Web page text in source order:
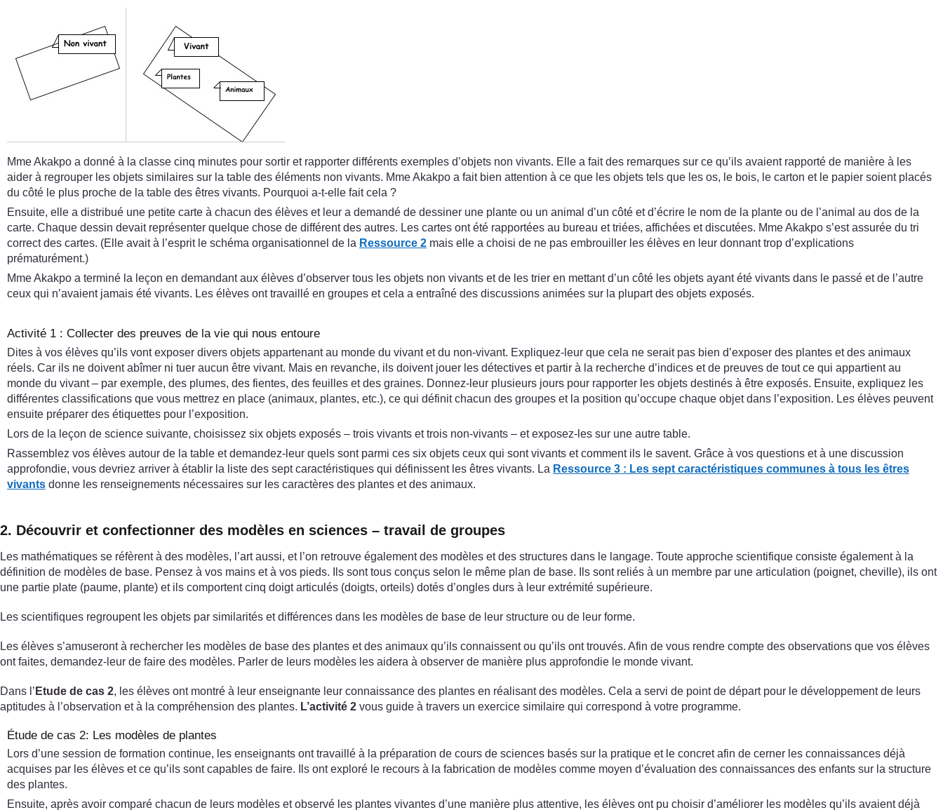
Mme Akakpo a donné à la classe cinq minutes pour sortir et rapporter différents exemples d’objets non vivants. Elle a fait des remarques sur ce qu’ils avaient rapporté de manière à les
aider à regrouper les objets similaires sur la table des éléments non vivants. Mme Akakpo a fait bien attention à ce que les objets tels que les os, le bois, le carton et le papier soient placés
du côté le plus proche de la table des êtres vivants. Pourquoi a-t-elle fait cela ?
Ensuite, elle a distribué une petite carte à chacun des élèves et leur a demandé de dessiner une plante ou un animal d’un côté et d’écrire le nom de la plante ou de l’animal au dos de la
carte. Chaque dessin devait représenter quelque chose de différent des autres. Les cartes ont été rapportées au bureau et triées, affichées et discutées. Mme Akakpo s’est assurée du tri
correct des cartes. (Elle avait à l’esprit le schéma organisationnel de la Ressource 2 mais elle a choisi de ne pas embrouiller les élèves en leur donnant trop d’explications
prématurément.)
Mme Akakpo a terminé la leçon en demandant aux élèves d’observer tous les objets non vivants et de les trier en mettant d’un côté les objets ayant été vivants dans le passé et de l’autre
ceux qui n’avaient jamais été vivants. Les élèves ont travaillé en groupes et cela a entraîné des discussions animées sur la plupart des objets exposés.
Activité 1 : Collecter des preuves de la vie qui nous entoure
Dites à vos élèves qu’ils vont exposer divers objets appartenant au monde du vivant et du non-vivant. Expliquez-leur que cela ne serait pas bien d’exposer des plantes et des animaux
réels. Car ils ne doivent abîmer ni tuer aucun être vivant. Mais en revanche, ils doivent jouer les détectives et partir à la recherche d’indices et de preuves de tout ce qui appartient au
monde du vivant – par exemple, des plumes, des fientes, des feuilles et des graines. Donnez-leur plusieurs jours pour rapporter les objets destinés à être exposés. Ensuite, expliquez les
différentes classifications que vous mettrez en place (animaux, plantes, etc.), ce qui définit chacun des groupes et la position qu’occupe chaque objet dans l’exposition. Les élèves peuvent
ensuite préparer des étiquettes pour l’exposition.
Lors de la leçon de science suivante, choisissez six objets exposés – trois vivants et trois non-vivants – et exposez-les sur une autre table.
Rassemblez vos élèves autour de la table et demandez-leur quels sont parmi ces six objets ceux qui sont vivants et comment ils le savent. Grâce à vos questions et à une discussion
approfondie, vous devriez arriver à établir la liste des sept caractéristiques qui définissent les êtres vivants. La Ressource 3 : Les sept caractéristiques communes à tous les êtres
vivants donne les renseignements nécessaires sur les caractères des plantes et des animaux.
2. Découvrir et confectionner des modèles en sciences – travail de groupes
Les mathématiques se réfèrent à des modèles, l’art aussi, et l’on retrouve également des modèles et des structures dans le langage. Toute approche scientifique consiste également à la
définition de modèles de base. Pensez à vos mains et à vos pieds. Ils sont tous conçus selon le même plan de base. Ils sont reliés à un membre par une articulation (poignet, cheville), ils ont
une partie plate (paume, plante) et ils comportent cinq doigt articulés (doigts, orteils) dotés d’ongles durs à leur extrémité supérieure.
Les scientifiques regroupent les objets par similarités et différences dans les modèles de base de leur structure ou de leur forme.
Les élèves s’amuseront à rechercher les modèles de base des plantes et des animaux qu’ils connaissent ou qu’ils ont trouvés. Afin de vous rendre compte des observations que vos élèves
ont faites, demandez-leur de faire des modèles. Parler de leurs modèles les aidera à observer de manière plus approfondie le monde vivant.
Dans l’ Etude de cas 2, les élèves ont montré à leur enseignante leur connaissance des plantes en réalisant des modèles. Cela a servi de point de départ pour le développement de leurs
aptitudes à l’observation et à la compréhension des plantes. L’activité 2 vous guide à travers un exercice similaire qui correspond à votre programme.
Étude de cas 2: Les modèles de plantes
Lors d’une session de formation continue, les enseignants ont travaillé à la préparation de cours de sciences basés sur la pratique et le concret afin de cerner les connaissances déjà
acquises par les élèves et ce qu’ils sont capables de faire. Ils ont exploré le recours à la fabrication de modèles comme moyen d’évaluation des connaissances des enfants sur la structure
des plantes.
Ensuite, après avoir comparé chacun de leurs modèles et observé les plantes vivantes d’une manière plus attentive, les élèves ont pu choisir d’améliorer les modèles qu’ils avaient déjà